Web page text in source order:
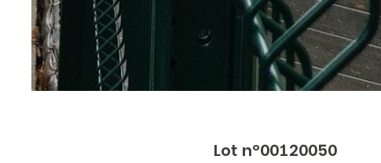
Lot n°00120050